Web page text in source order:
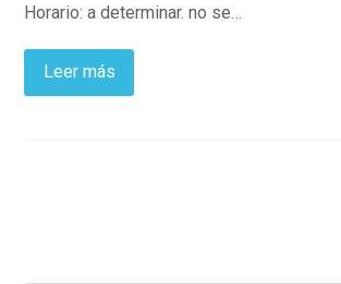
Horario: a determinar. no se…
Leer más